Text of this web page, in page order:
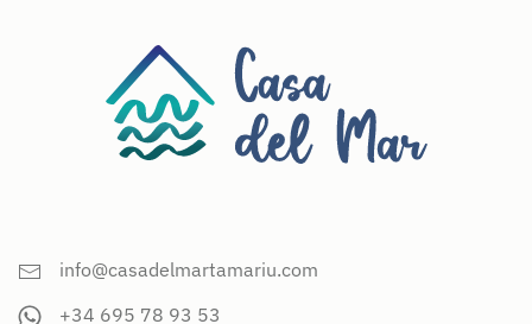
info@casadelmartamariu.com
+34 695 78 93 53